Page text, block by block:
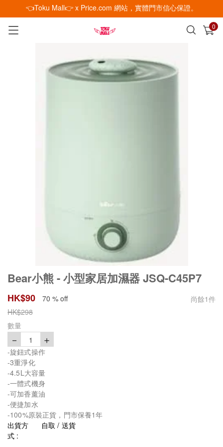
👈Toku Mall👉 x Price.com 網站，實體門市信心保證。
0
已加入購物車 查看
Bear小熊 - 小型家居加濕器 JSQ-C45P7
HK$90 70 % off 尚餘1件
HK$298
數量
－ 1 ＋
-旋鈕式操作
-3重淨化
-4.5L大容量
-一體式機身
-可加香薰油
-便捷加水
-100%原裝正貨，門市保養1年
出貨方
式 :
自取 / 送貨